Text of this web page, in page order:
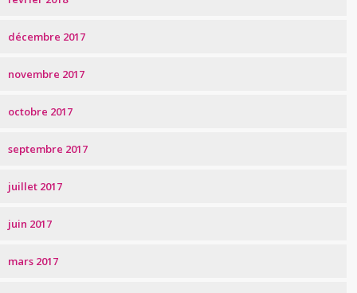
décembre 2017
novembre 2017
octobre 2017
septembre 2017
juillet 2017
juin 2017
mars 2017